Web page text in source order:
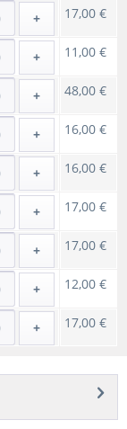
+ 17,00 €
+ 11,00 €
+ 48,00 €
+ 16,00 €
+ 16,00 €
+ 17,00 €
+ 17,00 €
+ 12,00 €
+ 17,00 €